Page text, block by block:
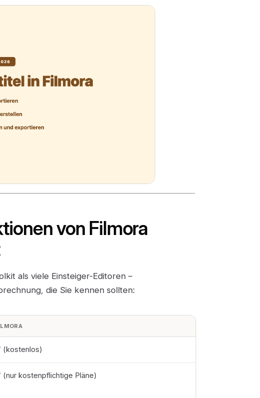
von Filmora
als viele Einsteiger-Editoren –
die Sie kennen sollten:
(kostenlos)
(nur kostenpflichtige Pläne)